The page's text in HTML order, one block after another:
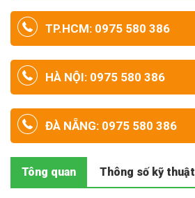
TP.HCM: 0975 580 386
HÀ NỘI: 0975 580 386
ĐÀ NẴNG: 0975 580 386
Tông quan Thông số kỹ thuật